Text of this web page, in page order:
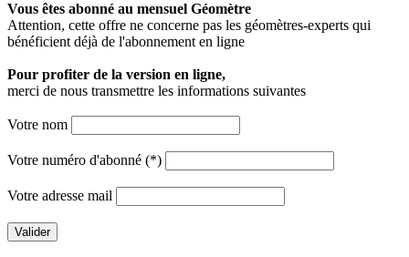
Vous êtes abonné au mensuel Géomètre
Attention, cette offre ne concerne pas les géomètres-experts qui
bénéficient déjà de l'abonnement en ligne
Pour profiter de la version en ligne,
merci de nous transmettre les informations suivantes
Votre nom
Votre numéro d'abonné (*)
Votre adresse mail